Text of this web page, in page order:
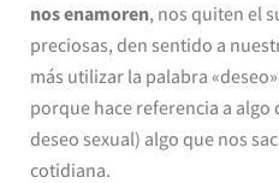
nos enamoren, nos quiten el
preciosas, den sentido a
más utilizar la palabra
porque hace referencia a
deseo sexual) algo que nos
cotidiana.